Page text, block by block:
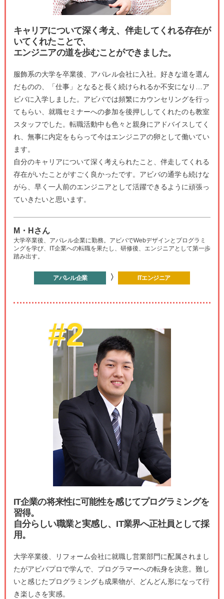
キャリアについて深く考え、伴走してくれる存在が
いてくれたことで、
エンジニアの道を歩むことができました。
服飾系の大学を卒業後、アパレル会社に入社。好きな道を選ん
だものの、「仕事」となると長く続けられるか不安になり…ア
ビバに入学しました。アビバでは頻繁にカウンセリングを行っ
てもらい、就職セミナーへの参加を後押ししてくれたのも教室
スタッフでした。転職活動中も色々と親身にアドバイスしてく
れ、無事に内定をもらって今はエンジニアの卵として働いてい
ます。
自分のキャリアについて深く考えられたこと、伴走してくれる
存在がいたことがすごく良かったです。アビバの通学も続けな
がら、早く一人前のエンジニアとして活躍できるように頑張っ
ていきたいと思います。
M・Hさん
大学卒業後、アパレル企業に勤務。アビバでWebデザインとプログラミ
ングを学び、IT企業への転職を果たし、研修後、エンジニアとして第一歩
踏み出す。
アパレル企業 〉 ITエンジニア
#2
IT企業の将来性に可能性を感じてプログラミングを
習得。
自分らしい職業と実感し、IT業界へ正社員として採
用。
大学卒業後、リフォーム会社に就職し営業部門に配属されまし
たがアビバプロで学んで、プログラマーへの転身を決意。難し
いと感じたプログラミングも成果物が、どんどん形になって行
き楽しさを実感。